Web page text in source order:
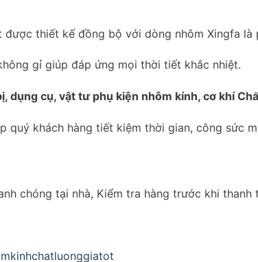
thiết kế đồng bộ với dòng nhôm Xingfa
gỉ giúp đáp ứng mọi thời tiết khắc nhiệt.
dụng cụ, vật tư phụ kiện nhôm kính, cơ khí
quý khách hàng tiết kiệm thời gian, công sức
chóng tại nhà, Kiểm tra hàng trước khi thanh